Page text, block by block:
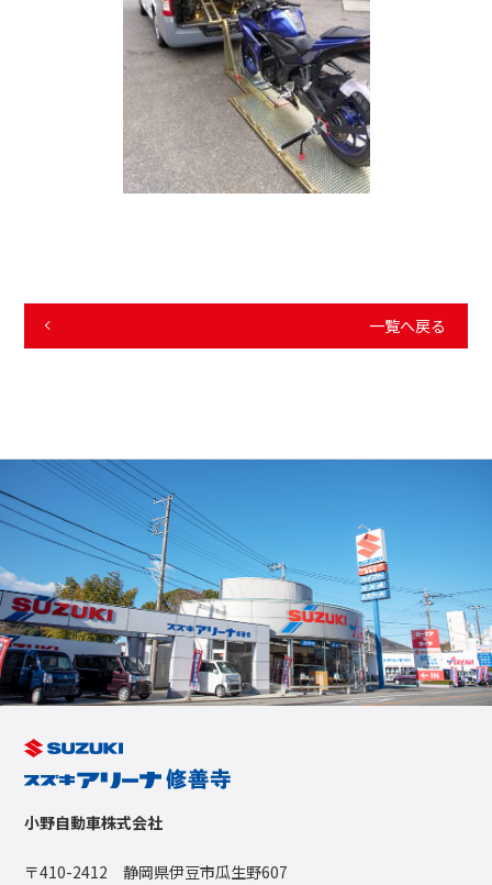
一覧へ戻る
小野自動車株式会社
〒410-2412 静岡県伊豆市瓜生野607